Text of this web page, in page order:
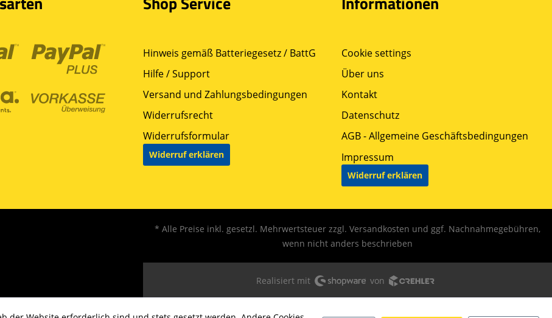
Hinweis gemäß Batteriegesetz / BattG
Hilfe / Support
Versand und Zahlungsbedingungen
Widerrufsrecht
Widerrufsformular
Widerruf erklären
Cookie settings
Über uns
Kontakt
Datenschutz
AGB - Allgemeine Geschäftsbedingungen
Impressum
Widerruf erklären
* Alle Preise inkl. gesetzl. Mehrwertsteuer zzgl. Versandkosten und ggf. Nachnahmegebühren,
wenn nicht anders beschrieben
Realisiert mit von